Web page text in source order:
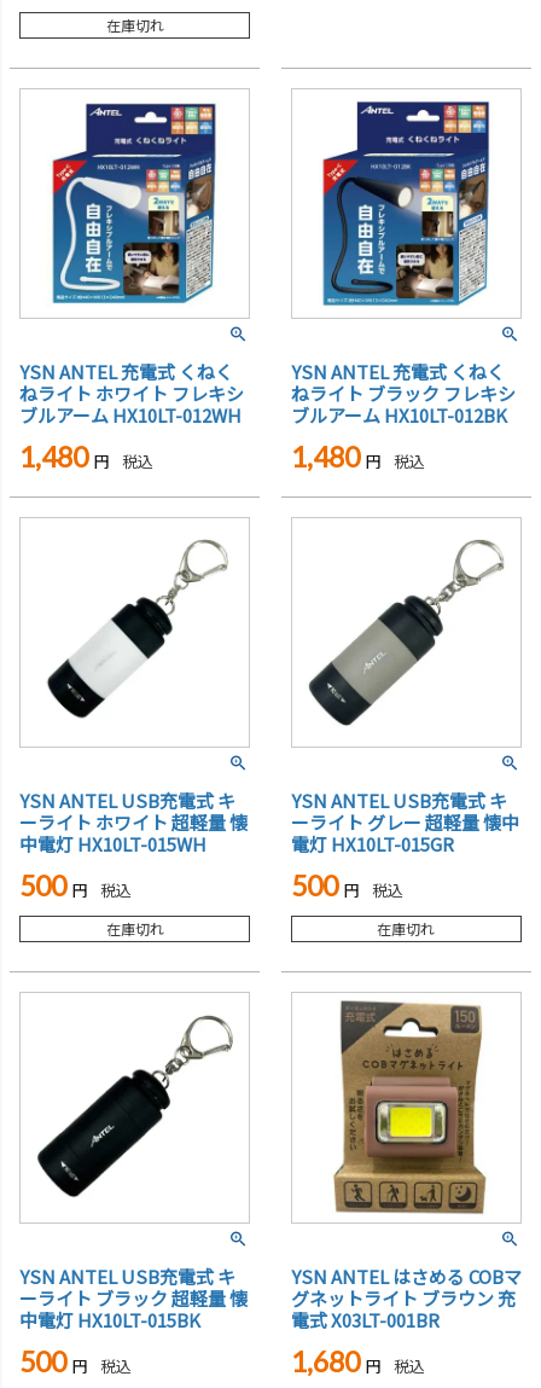
在庫切れ
YSN ANTEL 充電式 くねく
ねライト ホワイト フレキシ
ブルアーム HX10LT-012WH
1,480 税込
YSN ANTEL 充電式 くねく
ねライト ブラック フレキシ
ブルアーム HX10LT-012BK
1,480 税込
YSN ANTEL USB充電式 キ
ーライト ホワイト 超軽量 懐
中電灯 HX10LT-015WH
500 税込
在庫切れ
YSN ANTEL USB充電式 キ
ーライト グレー 超軽量 懐中
電灯 HX10LT-015GR
500 税込
在庫切れ
YSN ANTEL USB充電式 キ
ーライト ブラック 超軽量 懐
中電灯 HX10LT-015BK
500 税込
YSN ANTEL はさめる COBマ
グネットライト ブラウン 充
電式 X03LT-001BR
1,680 税込